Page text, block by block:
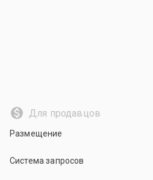
Для продавцов
Размещение
Система запросов